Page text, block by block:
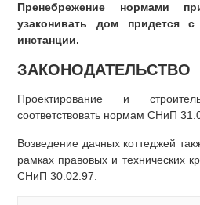
Пренебрежение нормами
узаконивать дом придется
инстанции.
ЗАКОНОДАТЕЛЬСТВО
Проектирование и
соответствовать нормам СНиП
Возведение дачных коттеджей
рамках правовых и технических
СНиП 30.02.97.